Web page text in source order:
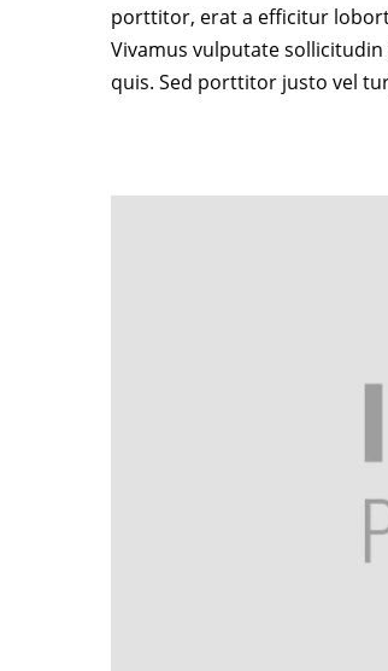
porttitor, erat a efficitur
Vivamus vulputate
quis. Sed porttitor justo vel